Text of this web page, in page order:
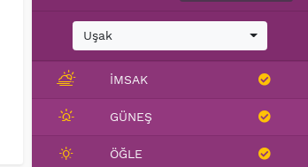
Uşak
İMSAK
GÜNEŞ
ÖĞLE